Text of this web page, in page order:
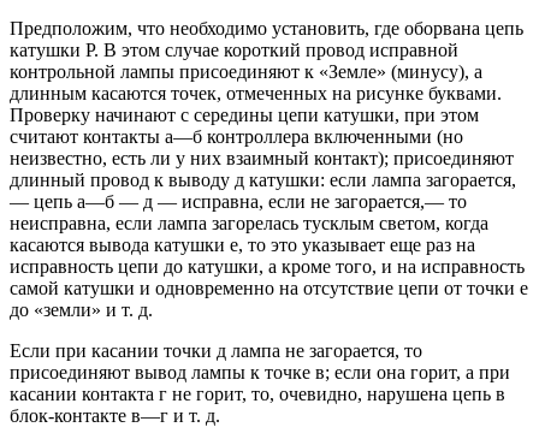
Предположим, что необходимо установить, где оборвана цепь
катушки Р. В этом случае короткий провод исправной
контрольной лампы присоединяют к «Земле» (минусу), а
длинным касаются точек, отмеченных на рисунке буквами.
Проверку начинают с середины цепи катушки, при этом
считают контакты а—б контроллера включенными (но
неизвестно, есть ли у них взаимный контакт); присоединяют
длинный провод к выводу д катушки: если лампа загорается,
— цепь а—б — д — исправна, если не загорается,— то
неисправна, если лампа загорелась тусклым светом, когда
касаются вывода катушки е, то это указывает еще раз на
исправность цепи до катушки, а кроме того, и на исправность
самой катушки и одновременно на отсутствие цепи от точки е
до «земли» и т. д.
Если при касании точки д лампа не загорается, то
присоединяют вывод лампы к точке в; если она горит, а при
касании контакта г не горит, то, очевидно, нарушена цепь в
блок-контакте в—г и т. д.